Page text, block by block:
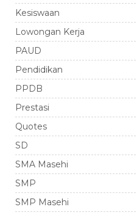
Kesiswaan
Lowongan Kerja
PAUD
Pendidikan
PPDB
Prestasi
Quotes
SD
SMA Masehi
SMP
SMP Masehi